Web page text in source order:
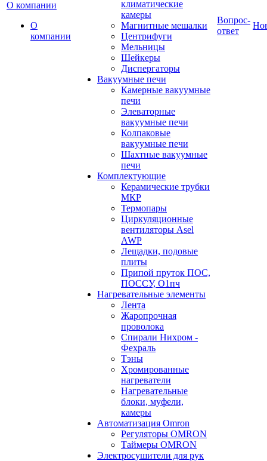
О компании
О
компании
климатические
камеры
Магнитные мешалки
Центрифуги
Мельницы
Шейкеры
Диспергаторы
Вакуумные печи
Камерные вакуумные
печи
Элеваторные
вакуумные печи
Колпаковые
вакуумные печи
Шахтные вакуумные
печи
Комплектующие
Керамические трубки
МКР
Термопары
Циркуляционные
вентиляторы Asel
AWP
Лещадки, подовые
плиты
Припой пруток ПОС,
ПОССУ, О1пч
Нагревательные элементы
Лента
Жаропрочная
проволока
Спирали Нихром -
Фехраль
Тэны
Хромированные
нагреватели
Нагревательные
блоки, муфели,
камеры
Автоматизация Omron
Регуляторы OMRON
Таймеры OMRON
Электросушители для рук
Вопрос-
ответ